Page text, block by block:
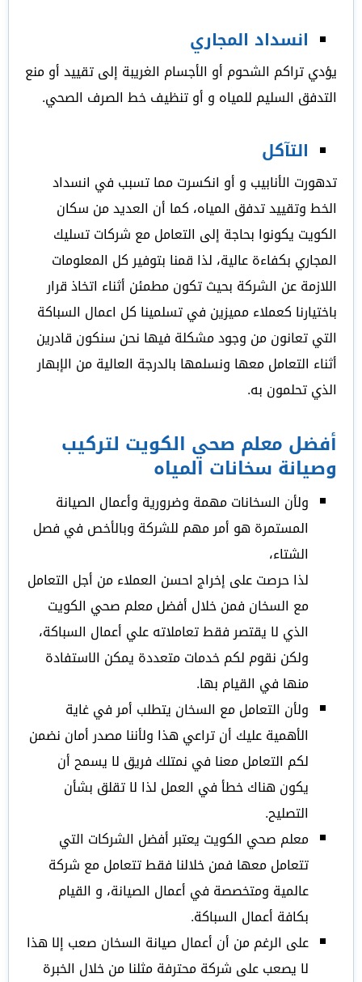
انسداد المجاري
يؤدي تراكم الشحوم أو الأجسام الغريبة إلى تقييد أو منع
التدفق السليم للمياه و أو تنظيف خط الصرف الصحي.
التآكل
تدهورت الأنابيب و أو انكسرت مما تسبب في انسداد
الخط وتقييد تدفق المياه، كما أن العديد من سكان
الكويت يكونوا بحاجة إلى التعامل مع شركات تسليك
المجاري بكفاءة عالية، لذا قمنا بتوفير كل المعلومات
اللازمة عن الشركة بحيث تكون مطمئن أثناء اتخاذ قرار
باختيارنا كعملاء مميزين في تسلمينا كل اعمال السباكة
التي تعانون من وجود مشكلة فيها نحن سنكون قادرين
أثناء التعامل معها ونسلمها بالدرجة العالية من الإبهار
الذي تحلمون به.
أفضل معلم صحي الكويت لتركيب
وصيانة سخانات المياه
ولأن السخانات مهمة وضرورية وأعمال الصيانة
المستمرة هو أمر مهم للشركة وبالأخص في فصل
الشتاء،
لذا حرصت على إخراج احسن العملاء من أجل التعامل
مع السخان فمن خلال أفضل معلم صحي الكويت
الذي لا يقتصر فقط تعاملاته علي أعمال السباكة،
ولكن نقوم لكم خدمات متعددة يمكن الاستفادة
منها في القيام بها.
ولأن التعامل مع السخان يتطلب أمر في غاية
الأهمية عليك أن تراعي هذا ولأننا مصدر أمان نضمن
لكم التعامل معنا في نمتلك فريق لا يسمح أن
يكون هناك خطأ في العمل لذا لا تقلق بشأن
التصليح.
معلم صحي الكويت يعتبر أفضل الشركات التي
تتعامل معها فمن خلالنا فقط تتعامل مع شركة
عالمية ومتخصصة في أعمال الصيانة، و القيام
بكافة أعمال السباكة.
على الرغم من أن أعمال صيانة السخان صعب إلا هذا
لا يصعب على شركة محترفة مثلنا من خلال الخبرة